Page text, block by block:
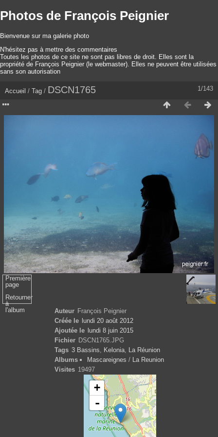
Photos de François Peignier
Bienvenue sur ma galerie photo
N'hésitez pas à mettre des commentaires
Toutes les photos de ce site ne sont pas libres de droit. Elles sont la
propriété de François Peignier (le webmaster). Elles ne peuvent être utilisées
sans son autorisation
1/143
Accueil / Tag / DSCN1765
Première
page
Retourner
à
l'album
Auteur François Peignier
Créée le
lundi 20 août 2012
Ajoutée le
lundi 8 juin 2015
Fichier DSCN1765.JPG
Tags 3 Bassins Kelonia
La Réunion
Albums
Mascareignes /
La Reunion
Visites 19497
+
-